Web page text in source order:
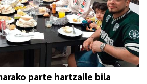
parte hartzaile bila